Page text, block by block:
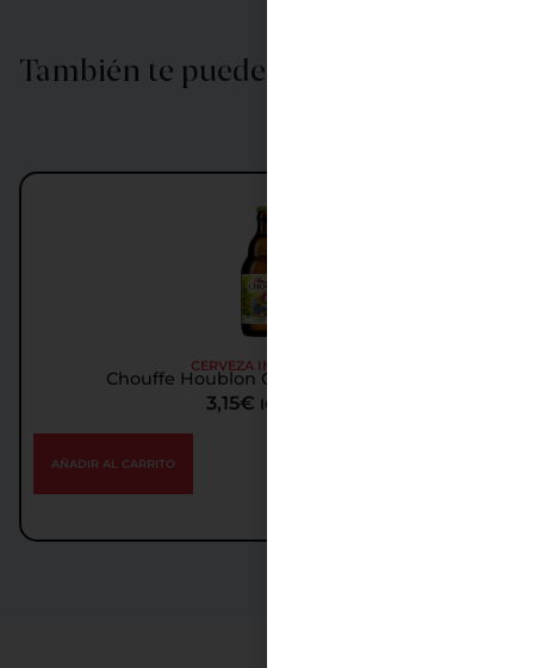
También te puede interesar…
CERVEZA IMPORTADA
Chouffe Houblon Cerveza Importada
3,15€ IGIC incl.
AÑADIR AL CARRITO